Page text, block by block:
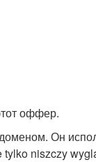
оффер.
Он
tylko niszczy